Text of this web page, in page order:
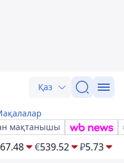
Қаз
мақтанышы
€539.52 ₽5.73